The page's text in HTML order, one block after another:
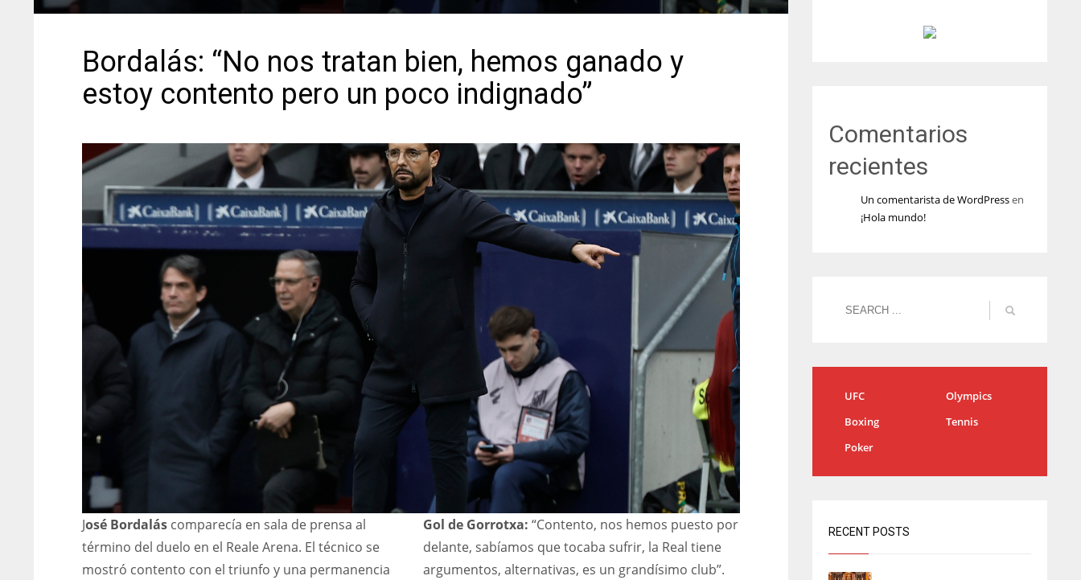
Bordalás: “No nos tratan bien, hemos ganado y
estoy contento pero un poco indignado”
José Bordalás comparecía en sala de prensa al
término del duelo en el Reale Arena. El técnico se
mostró contento con el triunfo y una permanencia
Gol de Gorrotxa: “Contento, nos hemos puesto por
delante, sabíamos que tocaba sufrir, la Real tiene
argumentos, alternativas, es un grandísimo club”.
Comentarios
recientes
Un comentarista de WordPressen
¡Hola mundo!
UFC
Olympics
Boxing
Tennis
Poker
RECENT POSTS